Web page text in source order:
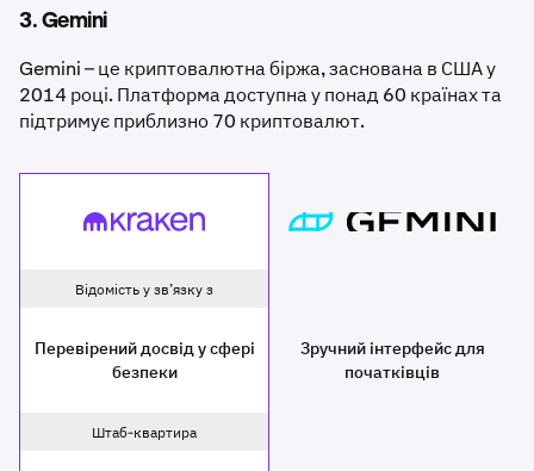
3. Gemini
Gemini – це криптовалютна біржа, заснована в США у
2014 році. Платформа доступна у понад 60 країнах та
підтримує приблизно 70 криптовалют.
Kraken [placeholder
Відомість у зв’язку з
Перевірений досвід у сфері
безпеки
Зручний інтерфейс для
початківців
Штаб-квартира